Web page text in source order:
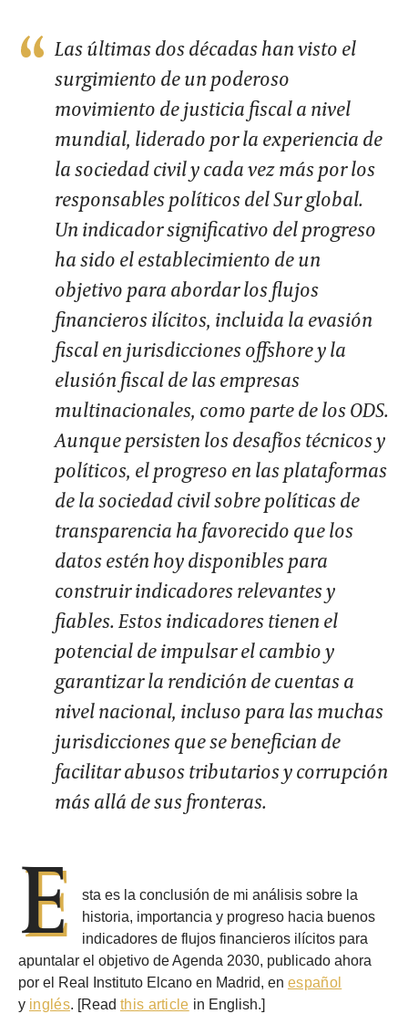
Las últimas dos décadas han visto el
surgimiento de un poderoso
movimiento de justicia fiscal a nivel
mundial, liderado por la experiencia de
la sociedad civil y cada vez más por los
responsables políticos del Sur global.
Un indicador significativo del progreso
ha sido el establecimiento de un
objetivo para abordar los flujos
financieros ilícitos, incluida la evasión
fiscal en jurisdicciones offshore y la
elusión fiscal de las empresas
multinacionales, como parte de los ODS.
Aunque persisten los desafíos técnicos y
políticos, el progreso en las plataformas
de la sociedad civil sobre políticas de
transparencia ha favorecido que los
datos estén hoy disponibles para
construir indicadores relevantes y
fiables. Estos indicadores tienen el
potencial de impulsar el cambio y
garantizar la rendición de cuentas a
nivel nacional, incluso para las muchas
jurisdicciones que se benefician de
facilitar abusos tributarios y corrupción
más allá de sus fronteras.
E
sta es la conclusión de mi análisis sobre la
historia, importancia y progreso hacia buenos
indicadores de flujos financieros ilícitos para
apuntalar el objetivo de Agenda 2030, publicado ahora
por el Real Instituto Elcano en Madrid, en español
y inglés. [Read this article in English.]